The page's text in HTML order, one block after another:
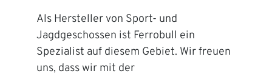
Als Hersteller von Sport- und
Jagdgeschossen ist Ferrobull ein
Spezialist auf diesem Gebiet. Wir freuen
uns, dass wir mit der